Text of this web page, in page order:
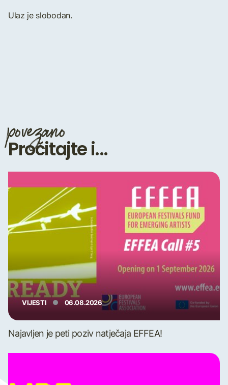
Ulaz je slobodan.
povezano
Pročitajte i...
VIJESTI 06.08.2026
Najavljen je peti poziv natječaja EFFEA!